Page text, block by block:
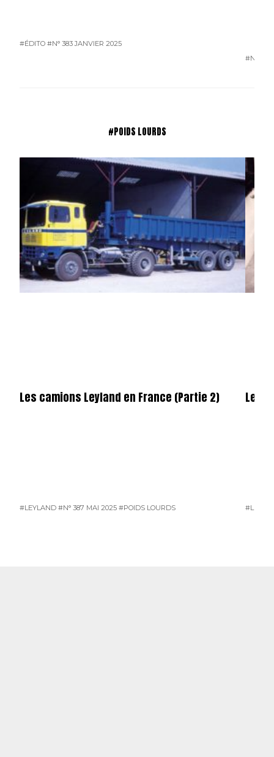
#ÉDITO #N° 383 JANVIER 2025
#N° 383
#POIDS LOURDS
Les camions Leyland en France (Partie 2)
#LEYLAND #N° 387 MAI 2025 #POIDS LOURDS
Les